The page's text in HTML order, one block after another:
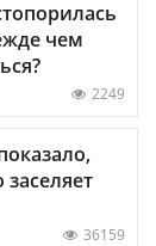
чем
2249
36159